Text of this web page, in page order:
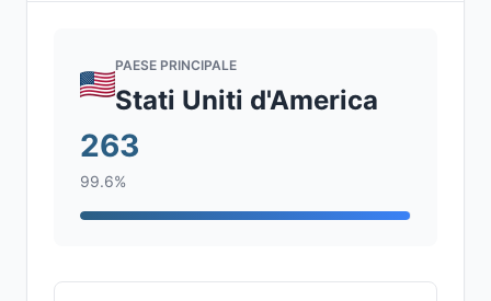
PAESE PRINCIPALE
Stati Uniti d'America
263
99.6%